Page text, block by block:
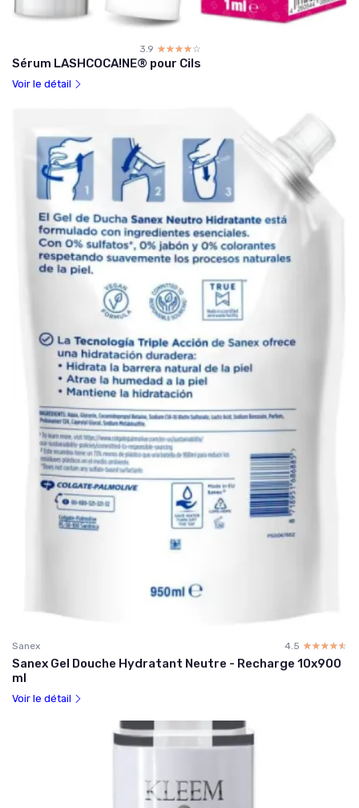
3.9 ☆☆☆☆☆
★★★★★
Sérum LASHCOCA!NE® pour Cils
Voir le détail
Sanex 4.5 ☆☆☆☆☆
★★★★★
Sanex Gel Douche Hydratant Neutre - Recharge 10x900
ml
Voir le détail